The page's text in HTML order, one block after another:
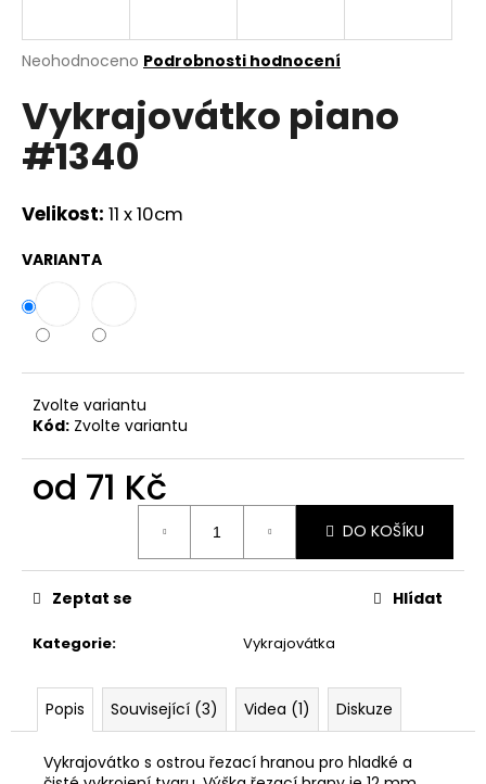
Průměrné
produktu
je
0,0
z
hvězdiček.
Neohodnoceno Podrobnosti hodnocení
Vykrajovátko piano
#1340
Velikost: 11 x 10cm
VARIANTA
Zvolte variantu
Kód: Zvolte variantu
od 71 Kč
DO KOŠÍKU
Kategorie: Vykrajovátka
Zeptat se Hlídat
Popis Související (3) Videa (1) Diskuze
Vykrajovátko s ostrou řezací hranou pro hladké a
j
t
?
D
o
p
o
u
č
m
e
ZAJÍČCI
#1515
49
Kč